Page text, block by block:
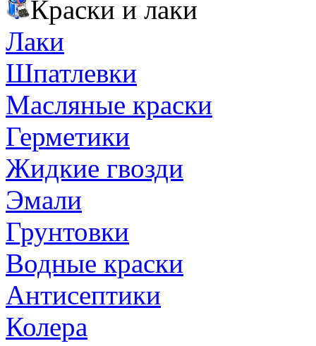
Краски и лаки
Лаки
Шпатлевки
Масляные краски
Герметики
Жидкие гвозди
Эмали
Грунтовки
Водные краски
Антисептики
Колера